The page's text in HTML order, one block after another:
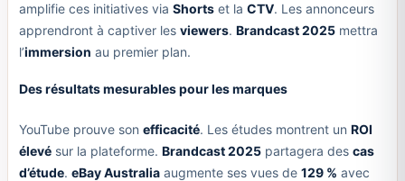
amplifie ces initiatives via Shortset la CTV. Les annonceurs
apprendront à captiver les viewers. Brandcast 2025mettra
l’immersion au premier plan.
Des résultats mesurables pour les marques
YouTube prouve son efficacité. Les études montrent un ROI
élevésur la plateforme. Brandcast 2025partagera des cas
d’étude. eBay Australiaaugmente ses vues de 129 % avec